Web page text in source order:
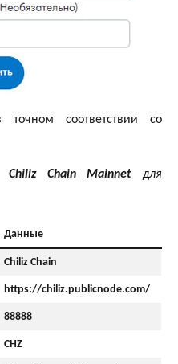
соответствии со
Chiliz Chain Mainnet для
Данные
Chiliz Chain
https://chiliz.publicnode.com/
88888
CHZ